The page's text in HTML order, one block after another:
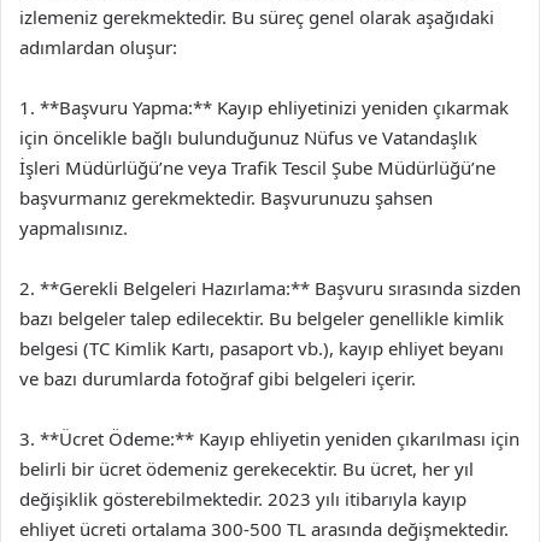
izlemeniz gerekmektedir. Bu süreç genel olarak aşağıdaki
adımlardan oluşur:
1. **Başvuru Yapma:** Kayıp ehliyetinizi yeniden çıkarmak
için öncelikle bağlı bulunduğunuz Nüfus ve Vatandaşlık
İşleri Müdürlüğü’ne veya Trafik Tescil Şube Müdürlüğü’ne
başvurmanız gerekmektedir. Başvurunuzu şahsen
yapmalısınız.
2. **Gerekli Belgeleri Hazırlama:** Başvuru sırasında sizden
bazı belgeler talep edilecektir. Bu belgeler genellikle kimlik
belgesi (TC Kimlik Kartı, pasaport vb.), kayıp ehliyet beyanı
ve bazı durumlarda fotoğraf gibi belgeleri içerir.
3. **Ücret Ödeme:** Kayıp ehliyetin yeniden çıkarılması için
belirli bir ücret ödemeniz gerekecektir. Bu ücret, her yıl
değişiklik gösterebilmektedir. 2023 yılı itibarıyla kayıp
ehliyet ücreti ortalama 300-500 TL arasında değişmektedir.